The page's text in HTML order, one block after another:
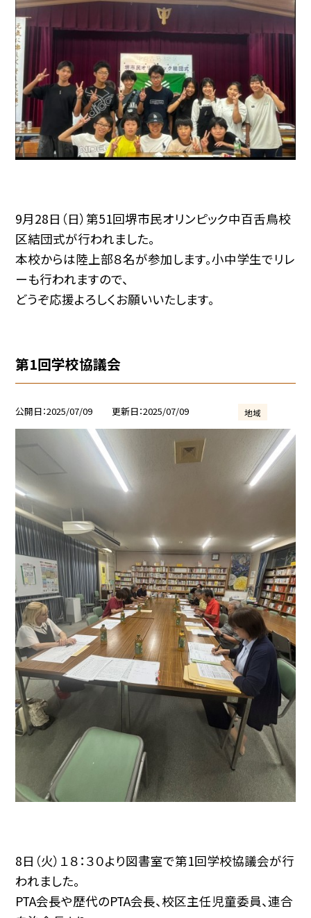
9月28日（日）第51回堺市民オリンピック中百舌鳥校
区結団式が行われました。
本校からは陸上部８名が参加します。小中学生でリレ
ーも行われますので、
どうぞ応援よろしくお願いいたします。
第1回学校協議会
公開日 2025/07/09 更新日 2025/07/09 地域
8日（火）１８：３０より図書室で第1回学校協議会が行
われました。
PTA会長や歴代のPTA会長、校区主任児童委員、連合